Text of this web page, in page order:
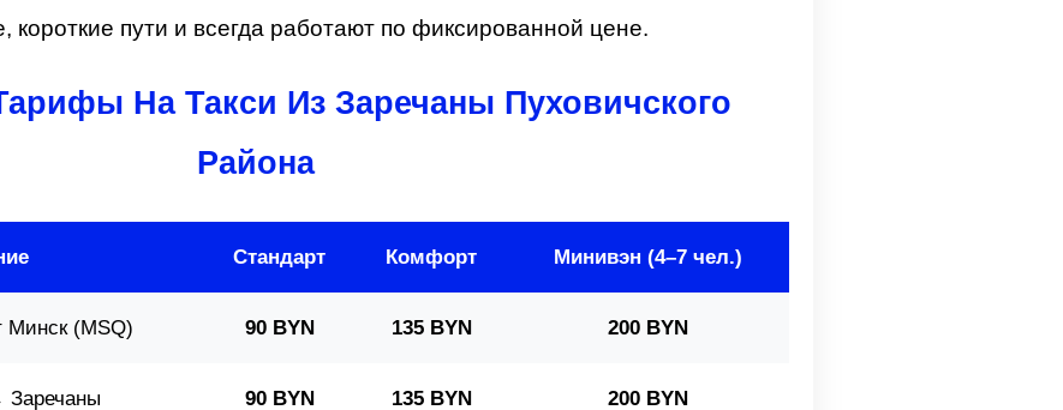
короткие пути и всегда работают по фиксированной цене.
На Такси Из Заречаны Пуховичского
Района
Стандарт Комфорт Минивэн (4–7 чел.)
Минск (MSQ) 90 BYN 135 BYN 200 BYN
Заречаны 90 BYN 135 BYN 200 BYN